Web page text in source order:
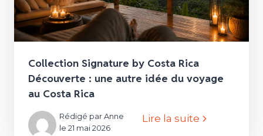
Collection Signature by Costa Rica
Découverte : une autre idée du voyage
au Costa Rica
Rédigé par Anne
le 21 mai 2026
Lire la suite